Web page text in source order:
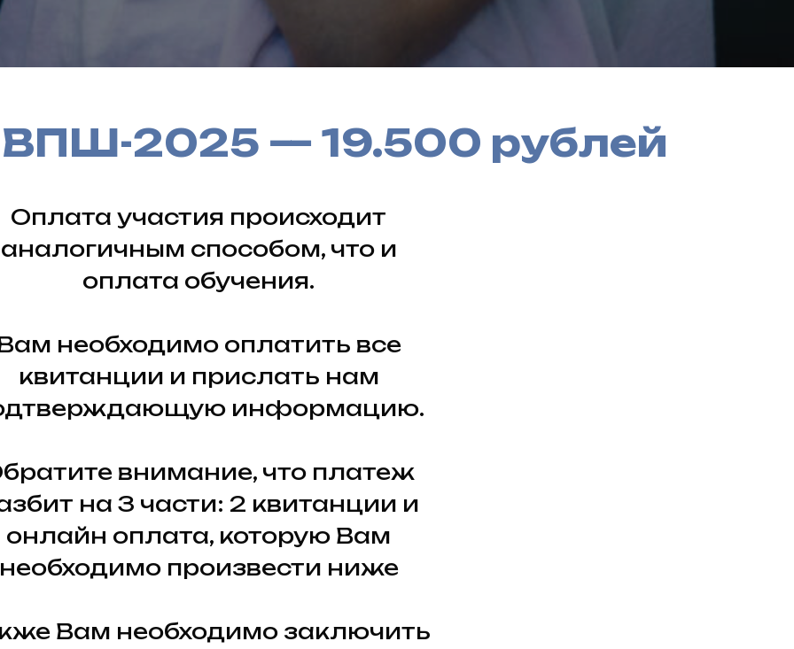
ВПШ-2025 — 19.500 рублей
Оплата участия происходит
аналогичным способом, что и
оплата обучения.
необходимо оплатить все
квитанции и прислать нам
информацию.
внимание, что платеж
на 3 части: 2 квитанции и
онлайн оплата, которую Вам
произвести ниже
Вам необходимо заключить